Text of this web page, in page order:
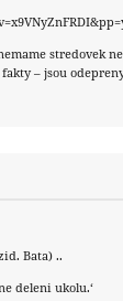
stredovek
– jsou
Bata) ..
deleni ukolu.‘